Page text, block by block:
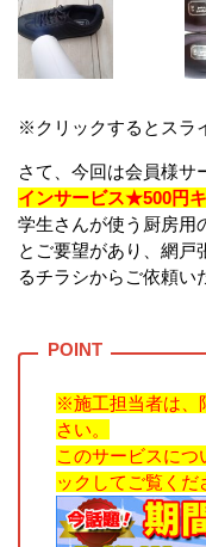
※クリックするとスラ
さて、今回は会員様サ
インサービス★500円
学生さんが使う厨房用
とご要望があり、網戸
るチラシからご依頼い
※施工担当者は、
さい。
このサービスにつ
ックしてご覧くだ